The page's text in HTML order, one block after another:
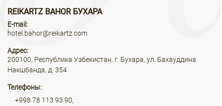
REIKARTZ BAHOR БУХАРА
E-mail:
hotel.bahor@reikartz.com
Адрес:
200100, Республика Узбекистан, г. Бухара, ул. Бахауддина
Накшбанда, д. 354
Телефоны:
+998 78 113 93 90,